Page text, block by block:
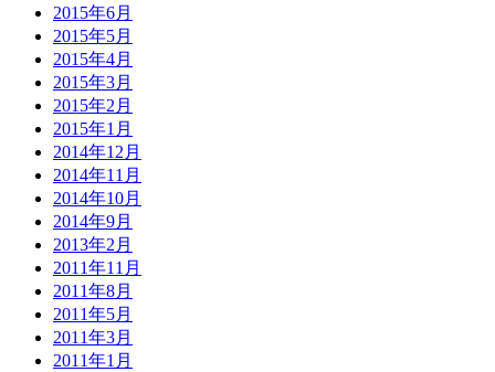
2015年6月
2015年5月
2015年4月
2015年3月
2015年2月
2015年1月
2014年12月
2014年11月
2014年10月
2014年9月
2013年2月
2011年11月
2011年8月
2011年5月
2011年3月
2011年1月